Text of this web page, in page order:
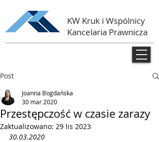
KW Kruk i Wspólnicy
Kancelaria Prawnicza
Post
Przestępczość w czasie zarazy
Joanna Bogdańska
30 mar 2020
Zaktualizowano: 29 lis 2023
30.03.2020